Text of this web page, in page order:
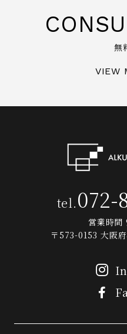
無
VIEW
tel.072-
営業時間
〒573-0153 大阪